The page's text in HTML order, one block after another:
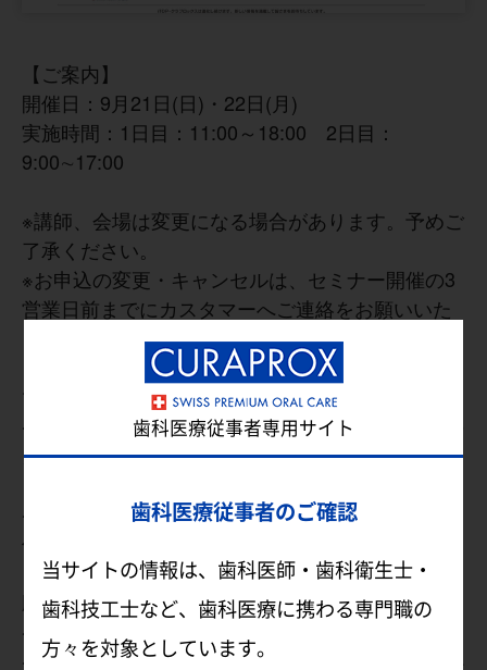
【ご案内】
開催日：9月21日(日)・22日(月)
実施時間：1日目：11:00～18:00 2日目：
9:00∼17:00
※講師、会場は変更になる場合があります。予めご
了承ください。
※お申込の変更・キャンセルは、セミナー開催の3
営業日前までにカスタマーへご連絡をお願いいた
期限を過ぎての変更・キャンセルは承ることが
できません。予めご了承ください。
※お支払いはクレジットカードのみとなり、以下の
カードをご利用頂けます。
※領収書宛名はログインしてお申込みされた場合は
仕様上変更が出来かねるため、
必ずお間違いないかご確認の上、お申込みをお
願いいたします。
※本コースはクーポンコードは適用できません。
※当日の持ち物は特にありません。メモ等を取る必
歯科医療従事者専用サイト
歯科医療従事者のご確認
当サイトの情報は、歯科医師・歯科衛生士・
歯科技工士など、歯科医療に携わる専門職の
方々を対象としています。